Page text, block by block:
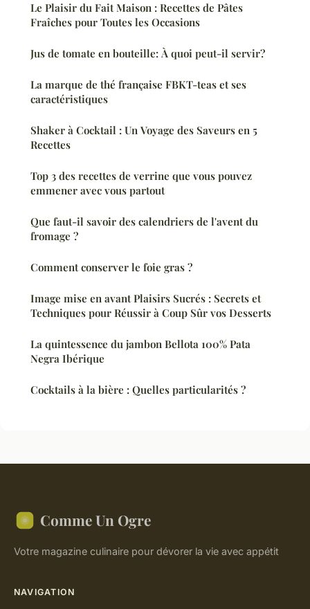
Le Plaisir du Fait Maison : Recettes de Pâtes
Fraîches pour Toutes les Occasions
Jus de tomate en bouteille: À quoi peut-il servir?
La marque de thé française FBKT-teas et ses
caractéristiques
Shaker à Cocktail : Un Voyage des Saveurs en 5
Recettes
Top 3 des recettes de verrine que vous pouvez
emmener avec vous partout
Que faut-il savoir des calendriers de l'avent du
fromage ?
Comment conserver le foie gras ?
Image mise en avant Plaisirs Sucrés : Secrets et
Techniques pour Réussir à Coup Sûr vos Desserts
La quintessence du jambon Bellota 100% Pata
Negra Ibérique
Cocktails à la bière : Quelles particularités ?
Comme Un Ogre
Votre magazine culinaire pour dévorer la vie avec appétit
NAVIGATION